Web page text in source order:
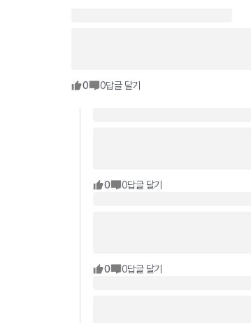
0 0답글 달기
0 0답글 달기
0 0답글 달기